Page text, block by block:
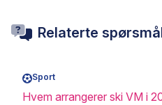
Relaterte
Sport
Hvem arrangerer ski VM i